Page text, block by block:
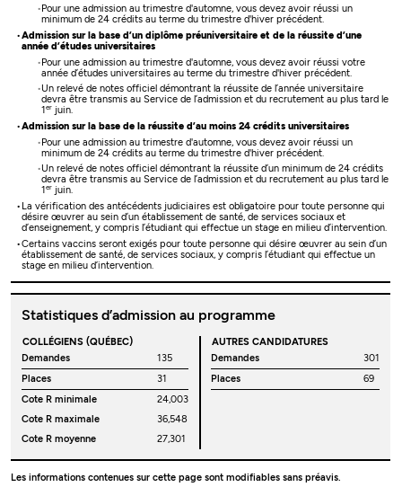
Pour une admission au trimestre d'automne, vous devez avoir réussi un
minimum de 24 crédits au terme du trimestre d'hiver précédent.
Admission sur la base d’un diplôme préuniversitaire et de la réussite d’une
année d’études universitaires
Pour une admission au trimestre d'automne, vous devez avoir réussi votre
année d’études universitaires au terme du trimestre d'hiver précédent.
Un relevé de notes officiel démontrant la réussite de l’année universitaire
devra être transmis au Service de l’admission et du recrutement au plus tard le
1er juin.
Admission sur la base de la réussite d’au moins 24 crédits universitaires
Pour une admission au trimestre d'automne, vous devez avoir réussi un
minimum de 24 crédits au terme du trimestre d'hiver précédent.
Un relevé de notes officiel démontrant la réussite d’un minimum de 24 crédits
devra être transmis au Service de l’admission et du recrutement au plus tard le
1er juin.
La vérification des antécédents judiciaires est obligatoire pour toute personne qui
désire œuvrer au sein d’un établissement de santé, de services sociaux et
d’enseignement, y compris l’étudiant qui effectue un stage en milieu d’intervention.
Certains vaccins seront exigés pour toute personne qui désire œuvrer au sein d’un
établissement de santé, de services sociaux, y compris l’étudiant qui effectue un
stage en milieu d’intervention.
Statistiques d’admission au programme
COLLÉGIENS (QUÉBEC)
Demandes
135
Places
31
Cote R minimale
24,003
Cote R maximale
36,548
Cote R moyenne
27,301
AUTRES CANDIDATURES
Demandes
301
Places
69
Les informations contenues sur cette page sont modifiables sans préavis.